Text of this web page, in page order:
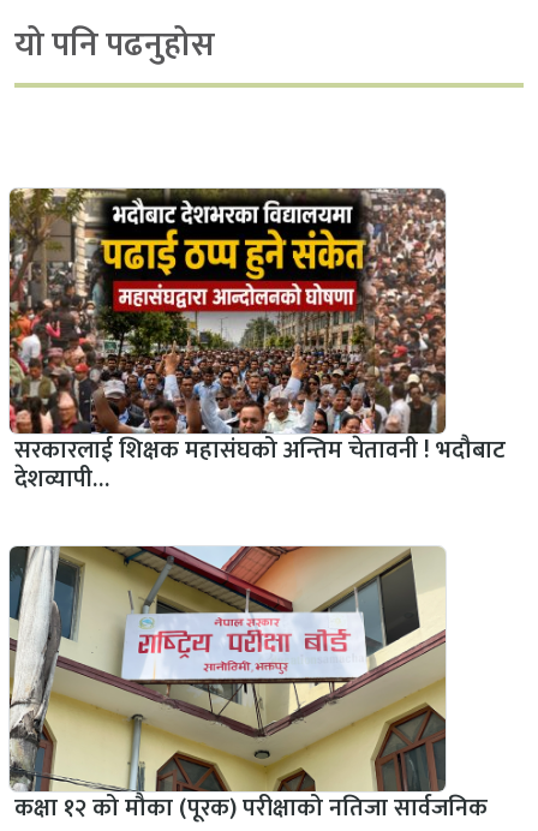
यो पनि पढनुहोस
सरकारलाई शिक्षक महासंघको अन्तिम चेतावनी ! भदौबाट
देशव्यापी…
कक्षा १२ को मौका (पूरक) परीक्षाको नतिजा सार्वजनिक